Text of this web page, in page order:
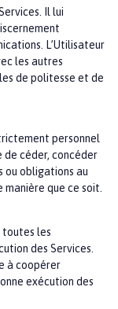
Il lui
L’Utilisateur
les autres
de politesse et de
personnel
de céder, concéder
ou obligations au
que ce soit.
toutes les
des Services.
à coopérer
exécution des